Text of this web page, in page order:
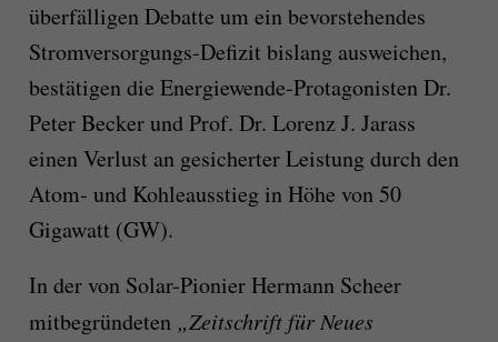
über­­fäl­­ligen Debat­te um ein bevor­stehendes
Strom­versor­gungs-Defizit bislang aus­wei­chen,
bestätigen die Energie­wen­de-Protagonisten Dr.
Pe­ter Becker und Prof. Dr. Lorenz J. Jarass
einen Verlust an gesicherter Leistung durch den
Atom‑ und Kohleausstieg in Höhe von 50
Gigawatt (GW).
In der von Solar-Pionier Hermann Scheer
mitbegründeten „Zeitschrift für Neues